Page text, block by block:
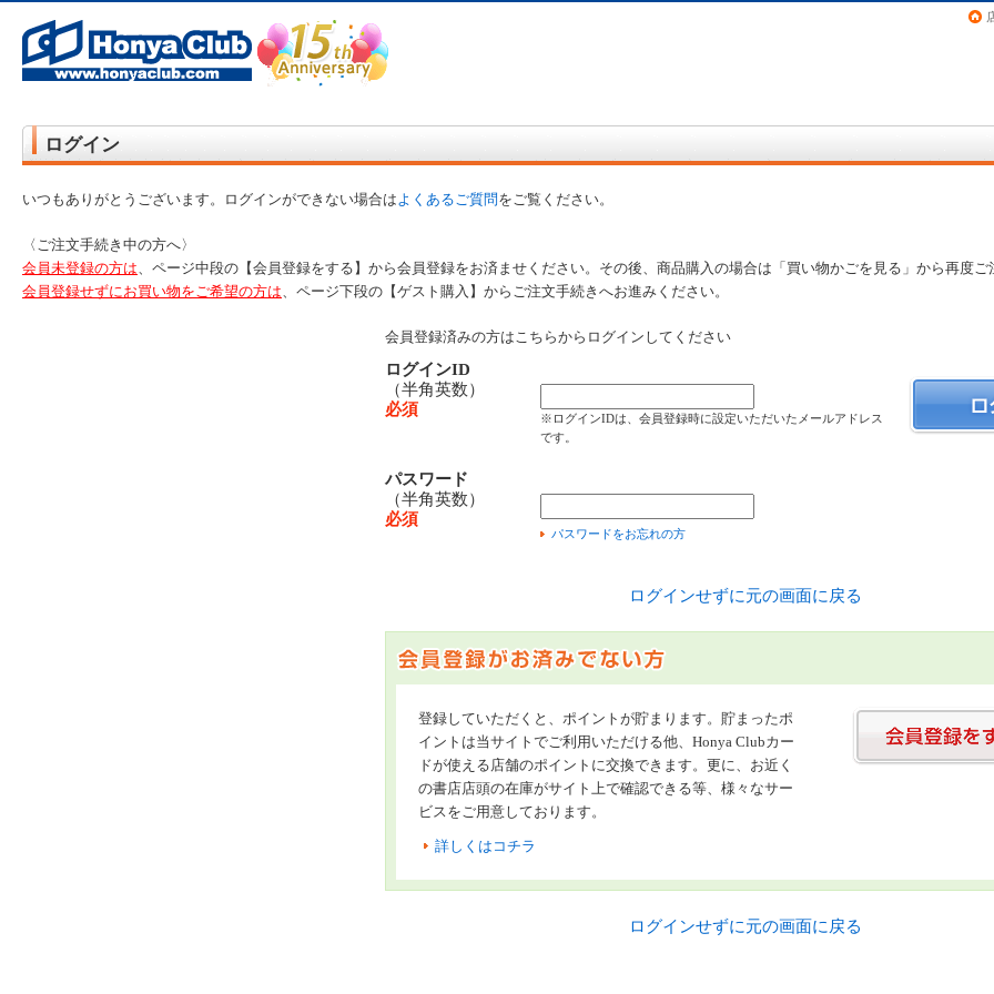
ログイン
いつもありがとうございます。ログインができない場合はよくあるご質問をご覧ください。
〈ご注文手続き中の方へ〉
会員未登録の方は、ページ中段の【会員登録をする】から会員登録をお済ませください。その後、商品購入の場合は「買い物かごを見る」から再度ご
会員登録せずにお買い物をご希望の方は、ページ下段の【ゲスト購入】からご注文手続きへお進みください。
会員登録済みの方はこちらからログインしてください
ログインID
（半角英数）
必須
※ログインIDは、会員登録時に設定いただいたメールアドレス
です。
パスワード
（半角英数）
必須
パスワードをお忘れの方
ログインせずに元の画面に戻る
登録していただくと、ポイントが貯まります。貯まったポ
イントは当サイトでご利用いただける他、Honya Clubカー
ドが使える店舗のポイントに交換できます。更に、お近く
の書店店頭の在庫がサイト上で確認できる等、様々なサー
ビスをご用意しております。
詳しくはコチラ
ログインせずに元の画面に戻る